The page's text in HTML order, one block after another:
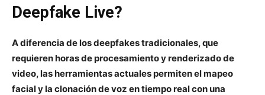
Deepfake Live?
A diferencia de los deepfakes tradicionales, que
requieren horas de procesamiento y renderizado de
video, las herramientas actuales permiten el mapeo
facial y la clonación de voz en tiempo real con una